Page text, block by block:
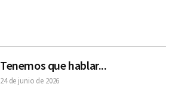
Tenemos que hablar...
24 de junio de 2026